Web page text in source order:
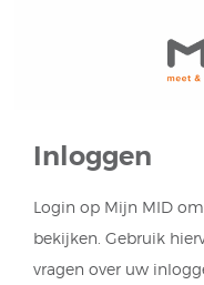
Inloggen
Login op Mijn MID
bekijken. Gebruik
vragen over uw